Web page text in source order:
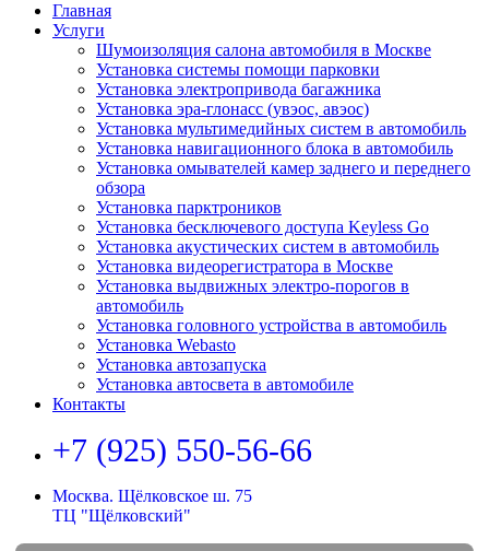
Главная
Услуги
Шумоизоляция салона автомобиля в Москве
Установка системы помощи парковки
Установка электропривода багажника
Установка эра-глонасс (увэос, авэос)
Установка мультимедийных систем в автомобиль
Установка навигационного блока в автомобиль
Установка омывателей камер заднего и переднего
обзора
Установка парктроников
Установка бесключевого доступа Keyless Go
Установка акустических систем в автомобиль
Установка видеорегистратора в Москве
Установка выдвижных электро-порогов в
автомобиль
Установка головного устройства в автомобиль
Установка Webasto
Установка автозапуска
Установка автосвета в автомобиле
Контакты
+7 (925) 550-56-66
Москва. Щёлковское ш. 75
ТЦ "Щёлковский"